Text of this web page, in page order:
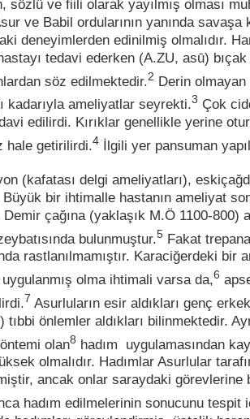
sözlü ve fiili olarak yayılmış olması
ve Babil ordularının yanında savaşa
deneyimlerden edinilmiş olmalıdır.
tedavi ederken (A.ZU, asū) bıçak
söz edilmektedir.2 Derin
kadarıyla ameliyatlar seyrekti.3 Çok
edilirdi. Kırıklar genellikle yerine
hale getirilirdi.4İlgili yer pansuman
(kafatası delgi ameliyatları),
bir ihtimalle hastanın ameliyat
çağına (yaklaşık M.Ö 1100-800)
bulunmuştur.5Fakat
rastlanılmamıştır. Karaciğerdeki bir
olma ihtimali varsa da,6
7 Asurluların esir aldıkları genç
tıbbi önlemler aldıkları bilinmektedir.
olan8 hadım uygulamasından
olmalıdır. Hadımlar Asurlular
ancak onlar saraydaki görevlerine
hadım edilmelerinin sonucunu tespit